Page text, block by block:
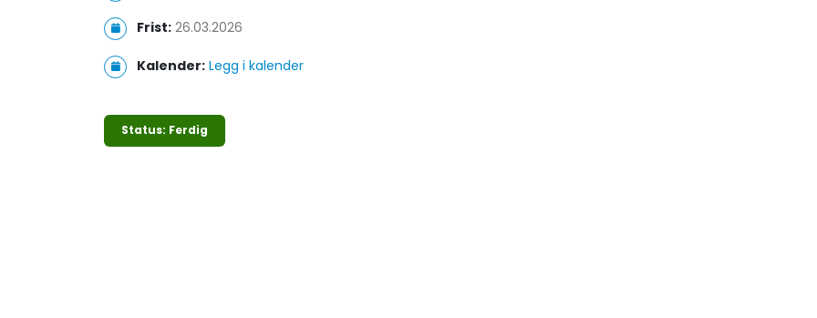
Frist: 26.03.2026
Kalender: Legg i kalender
Status: Ferdig